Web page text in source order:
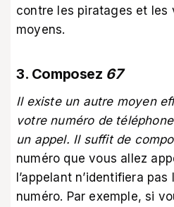
contre les piratages et les
moyens.
3. Composez 67
Il existe un autre moyen
votre numéro de
un appel. Il suffit de
numéro que vous allez
l’appelant n’identifiera
numéro. Par exemple, si